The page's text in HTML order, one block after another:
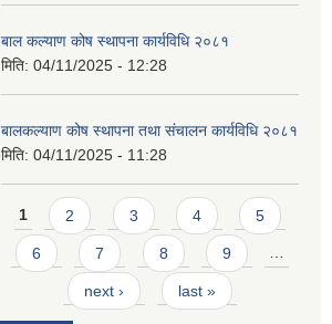
बाल कल्याण कोष स्थापना कार्यविधि २०८१
मिति: 04/11/2025 - 12:28
बालकल्याण कोष स्थापना तथा संचालन कार्यविधि २०८१
मिति: 04/11/2025 - 11:28
Pages
1 2 3 4 5
6 7 8 9 …
next › last »